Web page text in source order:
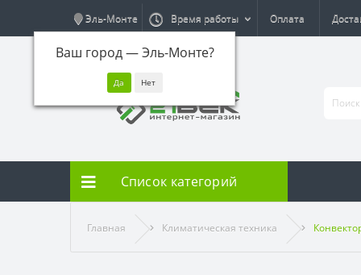
Эль-Монте
Ваш город —Эль-Монте?
Время работы Оплата
Список категорий
Главная Климатическая техника